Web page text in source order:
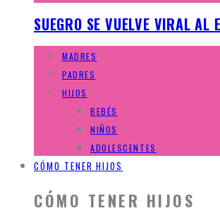
SUEGRO SE VUELVE VIRAL AL
MADRES
PADRES
HIJOS
BEBÉS
NIÑOS
ADOLESCENTES
CÓMO TENER HIJOS
CÓMO TENER HIJOS